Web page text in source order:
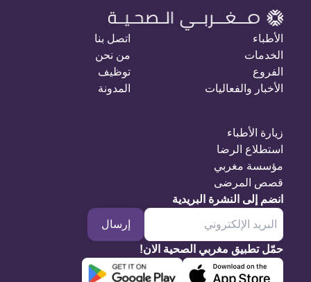
الأطباء
الخدمات
الفروع
الأخبار والفعاليات
اتصل بنا
من نحن
توظيف
المدونة
زيارة الأطباء
استطلاع الرضا
مؤسسة مغربي
قصص المرضى
انضم إلى النشرة البريدية
إرسال
حمّل تطبيق مغربي الصحية الان!